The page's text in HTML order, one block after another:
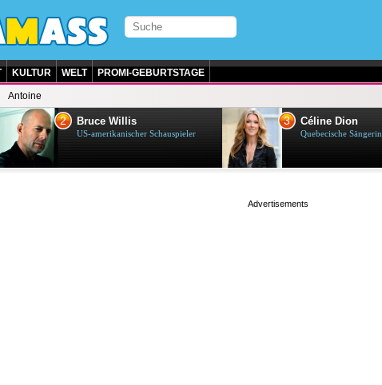
KULTUR WELT PROMI-GEBURTSTAGE
Antoine
2 Bruce Willis
US-amerikanischer Schauspieler
3 Céline Dion
Quebecische Sängerin